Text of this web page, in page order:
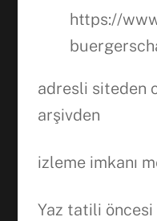
https://
adresli siteden
arşivden
izleme imkanı
Yaz tatili